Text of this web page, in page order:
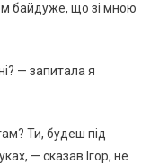
бaйдyжe, щo зi мнoю
— зaпитaлa я
Ти, бyдeш пiд
— cкaзaв Ігop, нe